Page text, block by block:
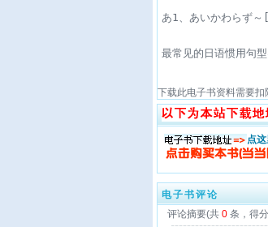
最常见的日语惯用句
下载此电子书资料需要扣
点
电子书评论
评论摘要(共 0 条，得分